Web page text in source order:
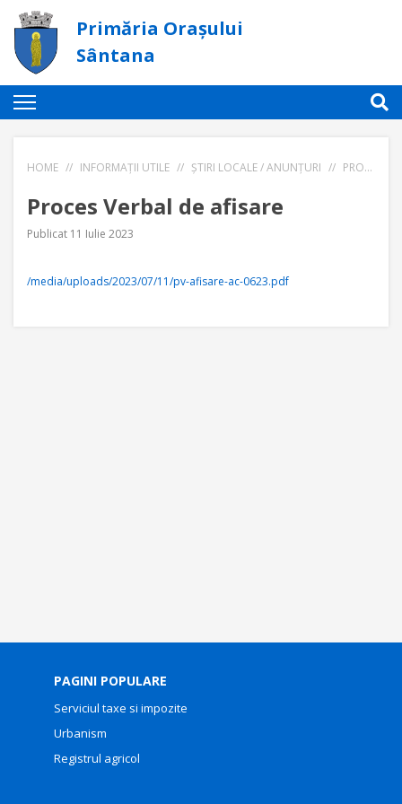
Primăria Orașului
Sântana
HOME // INFORMAȚII UTILE // ȘTIRI LOCALE / ANUNȚURI // PROCES VERBAL DE AFISARE
Proces Verbal de afisare
Publicat 11 Iulie 2023
/media/uploads/2023/07/11/pv-afisare-ac-0623.pdf
PAGINI POPULARE
Serviciul taxe si impozite
Urbanism
Registrul agricol